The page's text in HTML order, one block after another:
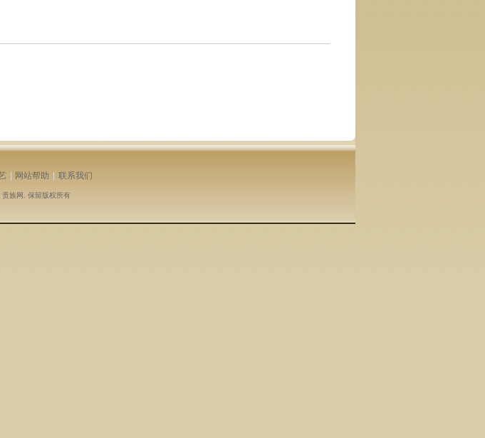
网站帮助 联系我们
贵族网 . 保留版权所有